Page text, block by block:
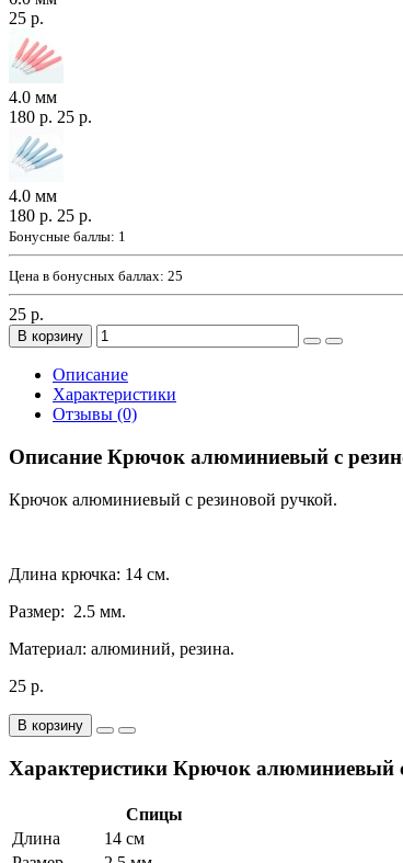
25 р.
4.0 мм
180 р. 25 р.
4.0 мм
180 р. 25 р.
Бонусные баллы: 1
Цена в бонусных баллах: 25
25 р.
В корзину
Описание
Характеристики
Отзывы (0)
Описание Крючок алюминиевый с
Крючок алюминиевый с резиновой ручкой.
Длина крючка: 14 см.
Размер: 2.5 мм.
Материал: алюминий, резина.
25 р.
В корзину
Характеристики Крючок алюминиевый
Спицы
Длина
14 см